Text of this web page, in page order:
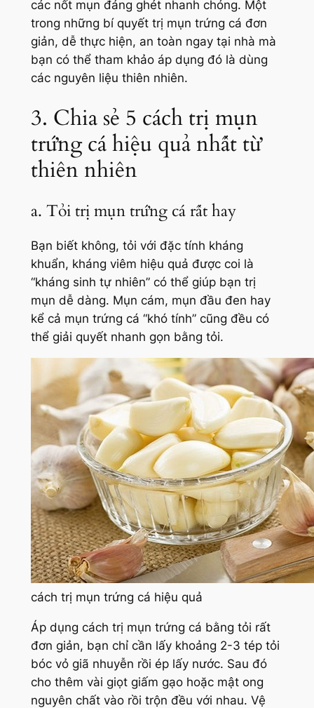
các nốt mụn đáng ghét nhanh chóng. Một
trong những bí quyết trị mụn trứng cá đơn
giản, dễ thực hiện, an toàn ngay tại nhà mà
bạn có thể tham khảo áp dụng đó là dùng
các nguyên liệu thiên nhiên.
3. Chia sẻ 5 cách trị mụn
trứng cá hiệu quả nhất từ
thiên nhiên
a. Tỏi trị mụn trứng cá rất hay
Bạn biết không, tỏi với đặc tính kháng
khuẩn, kháng viêm hiệu quả được coi là
“kháng sinh tự nhiên” có thể giúp bạn trị
mụn dễ dàng. Mụn cám, mụn đầu đen hay
kể cả mụn trứng cá “khó tính” cũng đều có
thể giải quyết nhanh gọn bằng tỏi.
cách trị mụn trứng cá hiệu quả
Áp dụng cách trị mụn trứng cá bằng tỏi rất
đơn giản, bạn chỉ cần lấy khoảng 2-3 tép tỏi
bóc vỏ giã nhuyễn rồi ép lấy nước. Sau đó
cho thêm vài giọt giấm gạo hoặc mật ong
nguyên chất vào rồi trộn đều với nhau. Vệ